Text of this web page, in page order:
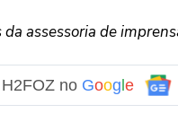
assessoria de
no Goog e